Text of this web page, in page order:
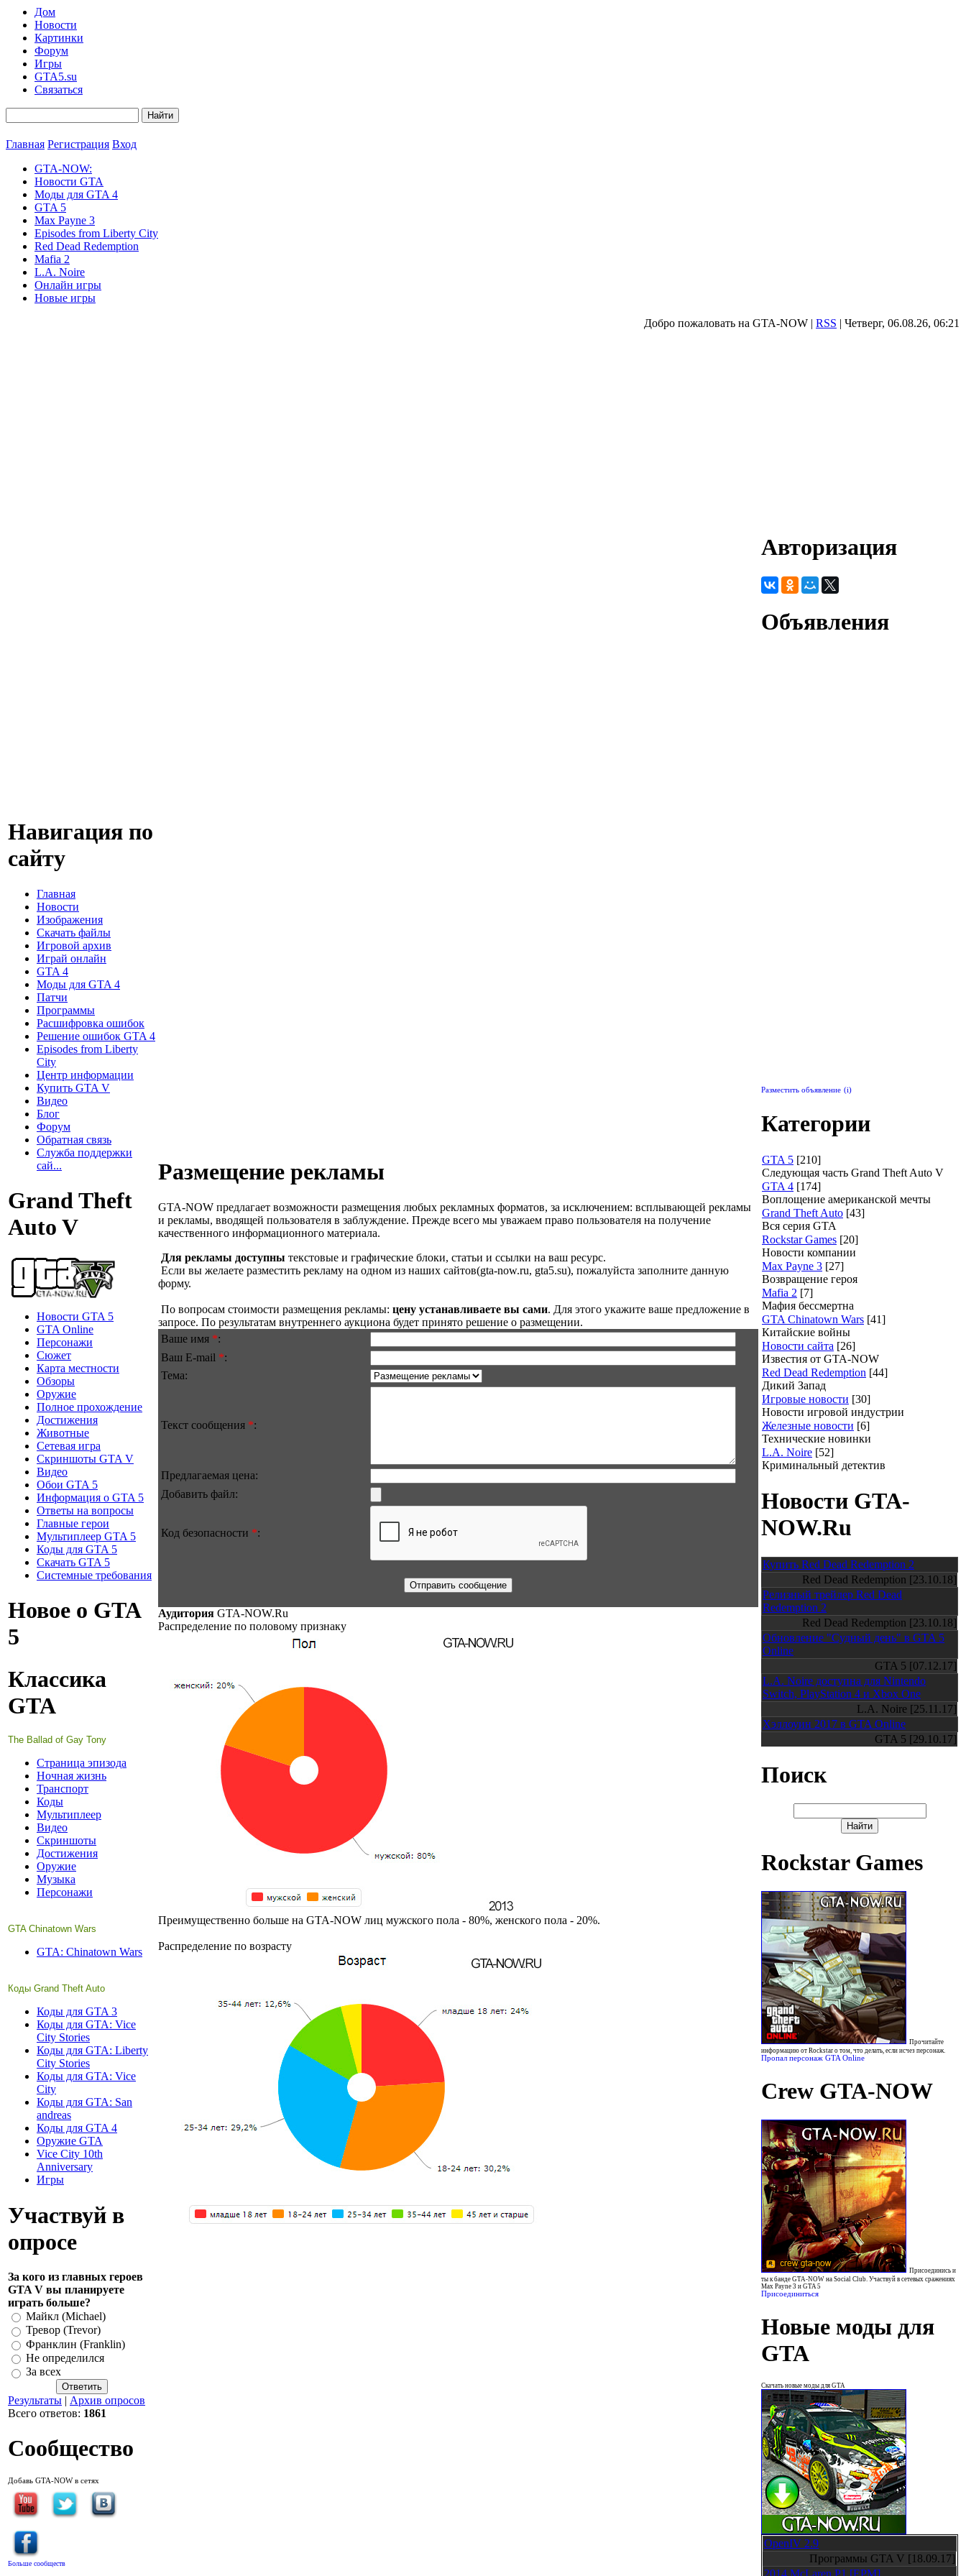
Дом
Новости
Картинки
Форум
Игры
GTA5.su
Связаться
Главная Регистрация Вход
GTA-NOW:
Новости GTA
Моды для GTA 4
GTA 5
Max Payne 3
Episodes from Liberty City
Red Dead Redemption
Mafia 2
L.A. Noire
Онлайн игры
Новые игры
Добро пожаловать на GTA-NOW | RSS | Четверг, 06.08.26, 06:21
Навигация по
сайту
Главная
Новости
Изображения
Скачать файлы
Игровой архив
Играй онлайн
GTA 4
Моды для GTA 4
Патчи
Программы
Расшифровка ошибок
Решение ошибок GTA 4
Episodes from Liberty
City
Центр информации
Купить GTA V
Видео
Блог
Форум
Обратная связь
Служба поддержки
сай...
Grand Theft
Auto V
Новости GTA 5
GTA Online
Персонажи
Сюжет
Карта местности
Обзоры
Оружие
Полное прохождение
Достижения
Животные
Сетевая игра
Скриншоты GTA V
Видео
Обои GTA 5
Информация о GTA 5
Ответы на вопросы
Главные герои
Мультиплеер GTA 5
Коды для GTA 5
Скачать GTA 5
Системные требования
Новое о GTA
5
Классика
GTA
The Ballad of Gay Tony
Страница эпизода
Ночная жизнь
Транспорт
Коды
Мультиплеер
Видео
Скриншоты
Достижения
Оружие
Музыка
Персонажи
GTA Chinatown Wars
GTA: Chinatown Wars
Коды Grand Theft Auto
Коды для GTA 3
Коды для GTA: Vice
City Stories
Коды для GTA: Liberty
City Stories
Коды для GTA: Vice
City
Коды для GTA: San
andreas
Коды для GTA 4
Оружие GTA
Vice City 10th
Anniversary
Игры
Участвуй в
опросе
За кого из главных героев
GTA V вы планируете
играть больше?
Майкл (Michael)
Тревор (Trevor)
Франклин (Franklin)
Не определился
За всех
Результаты | Архив опросов
Всего ответов: 1861
Сообщество
Добавь GTA-NOW в сетях
Больше сообществ
Размещение рекламы
GTA-NOW предлагает возможности размещения любых рекламных форматов, за исключением: всплывающей рекламы
и рекламы, вводящей пользователя в заблуждение. Прежде всего мы уважаем право пользователя на получение
качественного информационного материала.
Для рекламы доступны текстовые и графические блоки, статьи и ссылки на ваш ресурс.
Если вы желаете разместить рекламу на одном из наших сайтов(gta-now.ru, gta5.su), пожалуйста заполните данную
форму.
По вопросам стоимости размещения рекламы: цену устанавливаете вы сами. Для этого укажите ваше предложение в
запросе. По результатам внутреннего аукциона будет принято решение о размещении.
Ваше имя *:
Ваш E-mail *:
Тема:
Текст сообщения *:
Предлагаемая цена:
Добавить файл:
Код безопасности *:
Аудитория GTA-NOW.Ru
Распределение по половому признаку
Преимущественно больше на GTA-NOW лиц мужского пола - 80%, женского пола - 20%.
Распределение по возрасту
Авторизация
Объявления
Разместить объявление (i)
Категории
GTA 5 [210]
Следующая часть Grand Theft Auto V
GTA 4 [174]
Воплощение американской мечты
Grand Theft Auto [43]
Вся серия GTA
Rockstar Games [20]
Новости компании
Max Payne 3 [27]
Возвращение героя
Mafia 2 [7]
Мафия бессмертна
GTA Chinatown Wars [41]
Китайские войны
Новости сайта [26]
Известия от GTA-NOW
Red Dead Redemption [44]
Дикий Запад
Игровые новости [30]
Новости игровой индустрии
Железные новости [6]
Технические новинки
L.A. Noire [52]
Криминальный детектив
Новости GTA-
NOW.Ru
Купить Red Dead Redemption 2
Red Dead Redemption [23.10.18]
Релизный трейлер Red Dead
Redemption 2
Red Dead Redemption [23.10.18]
Обновление "Судный день" в GTA 5
Online
GTA 5 [07.12.17]
L.A. Noire доступна для Nintendo
Switch, PlayStation 4 и Xbox One
L.A. Noire [25.11.17]
Хэллоуин 2017 в GTA Online
GTA 5 [29.10.17]
Поиск
Rockstar Games
Прочитайте
информацию от Rockstar о том, что делать, если исчез персонаж.
Пропал персонаж GTA Online
Crew GTA-NOW
Присоединись и
ты к банде GTA-NOW на Social Club. Участвуй в сетевых сражениях
Max Payne 3 и GTA 5
Присоединиться
Новые моды для
GTA
Скачать новые моды для GTA
OpenIV 2.9
Программы GTA V [18.09.17]
2014 McLaren P1 [EPM]